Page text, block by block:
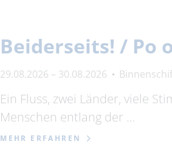
Beiderseits! / Po
29.08.2026 – 30.08.2026
Ein Fluss, zwei Länder, viele
Menschen entlang der …
MEHR ERFAHREN